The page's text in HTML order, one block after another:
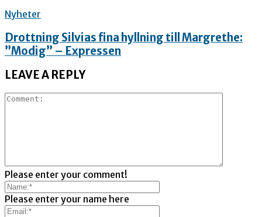
Nyheter
Drottning Silvias fina hyllning till Margrethe:
”Modig” – Expressen
LEAVE A REPLY
Please enter your comment!
Please enter your name here